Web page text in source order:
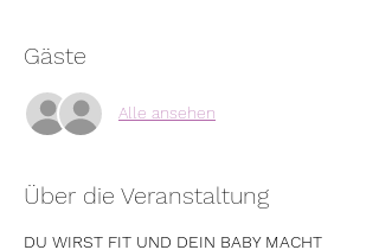
Gäste
Alle ansehen
Über die Veranstaltung
DU WIRST FIT UND DEIN BABY MACHT